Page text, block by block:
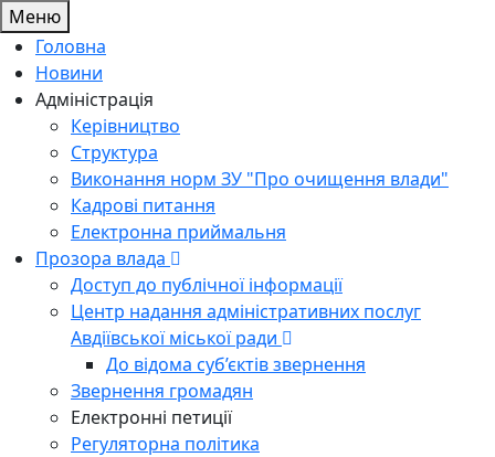
Меню
Головна
Новини
Адміністрація
Керівництво
Структура
Виконання норм ЗУ "Про очищення влади"
Кадрові питання
Електронна приймальня
Прозора влада
Доступ до публічної інформації
Центр надання адміністративних послуг
Авдіївської міської ради
До відома суб’єктів звернення
Звернення громадян
Електронні петиції
Регуляторна політика